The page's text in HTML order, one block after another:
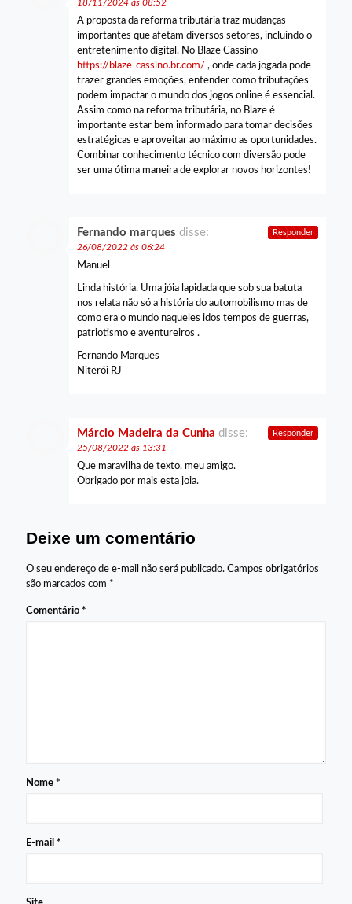
18/11/2024 às 08:52
A proposta da reforma tributária traz mudanças
importantes que afetam diversos setores, incluindo o
entretenimento digital. No Blaze Cassino
https://blaze-cassino.br.com/ , onde cada jogada pode
trazer grandes emoções, entender como tributações
podem impactar o mundo dos jogos online é essencial.
Assim como na reforma tributária, no Blaze é
importante estar bem informado para tomar decisões
estratégicas e aproveitar ao máximo as oportunidades.
Combinar conhecimento técnico com diversão pode
ser uma ótima maneira de explorar novos horizontes!
Fernando marques disse:
26/08/2022 às 06:24
Manuel
Linda história. Uma jóia lapidada que sob sua batuta
nos relata não só a história do automobilismo mas de
como era o mundo naqueles idos tempos de guerras,
patriotismo e aventureiros .
Fernando Marques
Niterói RJ
Responder
Márcio Madeira da Cunha disse:
25/08/2022 às 13:31
Que maravilha de texto, meu amigo.
Obrigado por mais esta joia.
Responder
Deixe um comentário
O seu endereço de e-mail não será publicado. Campos obrigatórios
são marcados com *
Comentário *
Nome *
E-mail *